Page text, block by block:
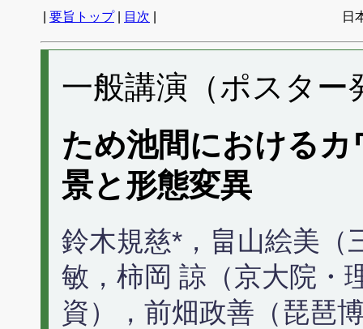
要旨トップ| 目次 日
一般講演（ポスター
ため池間における
景と形態変異
鈴木規慈*，畠山絵美（
敏，柿岡 諒（京大院・
資），前畑政善（琵琶